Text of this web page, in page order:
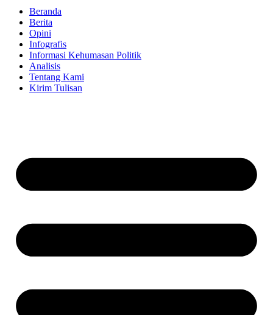
Beranda
Berita
Opini
Infografis
Informasi Kehumasan Politik
Analisis
Tentang Kami
Kirim Tulisan